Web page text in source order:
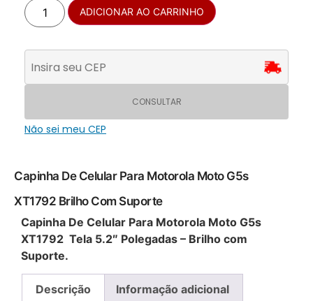
Capinha De Celular Para Motorola Moto G5s
XT1792 Brilho Com Suporte
Capinha De Celular Para Motorola Moto G5s
XT1792 Tela 5.2″ Polegadas – Brilho com
Suporte.
Descrição Informação adicional
ADICIONAR AO CARRINHO
CONSULTAR
Não sei meu CEP